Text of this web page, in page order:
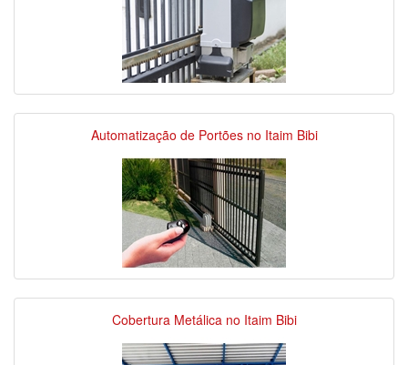
Automatização de Portões no Itaim Bibi
Cobertura Metálica no Itaim Bibi